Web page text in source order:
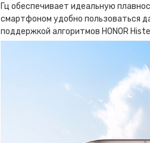
Гц обеспечивает идеальную
смартфоном удобно пользоваться
поддержкой алгоритмов HONOR